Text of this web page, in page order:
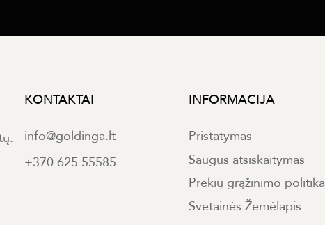
KONTAKTAI
info@goldinga.lt
+370 625 55585
INFORMACIJA
Pristatymas
Saugus atsiskaitymas
Prekių grąžinimo politika
Svetainės Žemėlapis